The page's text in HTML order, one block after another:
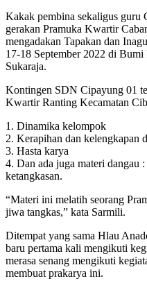
Kakak pembina sekaligus guru
gerakan Pramuka Kwartir
mengadakan Tapakan dan
17-18 September 2022 di Bumi
Sukaraja.
Kontingen SDN Cipayung 01
Kwartir Ranting Kecamatan
1. Dinamika kelompok
2. Kerapihan dan kelengkapan
3. Hasta karya
4. Dan ada juga materi dangau
ketangkasan.
“Materi ini melatih seorang
jiwa tangkas,” kata Sarmili.
Ditempat yang sama Hlau
baru pertama kali mengikuti
merasa senang mengikuti
membuat prakarya ini.